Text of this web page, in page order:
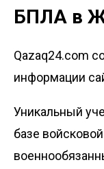
БПЛА в
Qazaq24.com
информации
Уникальный
базе